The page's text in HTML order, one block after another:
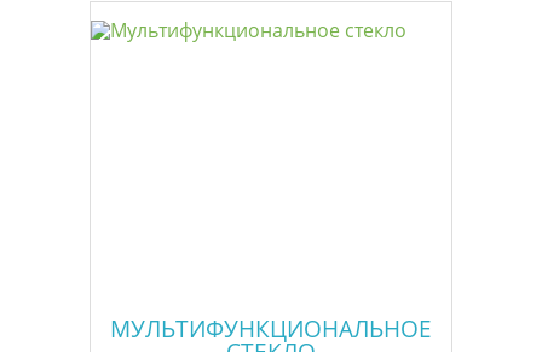
МУЛЬТИФУНКЦИОНАЛЬНОЕ